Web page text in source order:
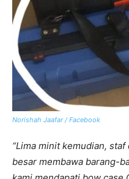
Norishah Jaafar / Facebook
“Lima minit kemudian,
besar membawa barang-